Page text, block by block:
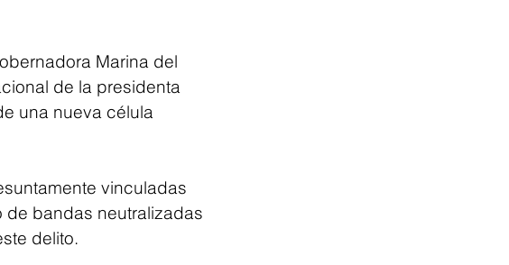
Marina del
de la presidenta
una nueva célula
vinculadas
de bandas neutralizadas
delito.